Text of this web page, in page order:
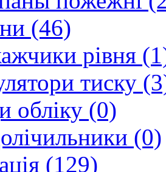
(46)
рівня
тиску
обліку (0)
(0)
(129)